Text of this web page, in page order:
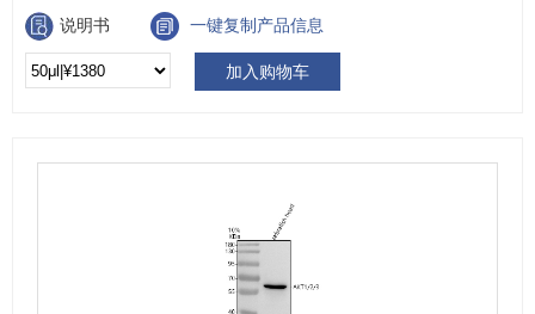
说明书
一键复制产品信息
加入购物车